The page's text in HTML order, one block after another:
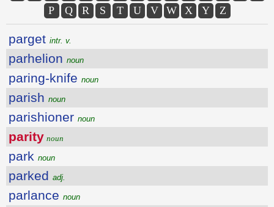
P
Q R S T U V W X Y Z
parget intr. v.
parhelion noun
paring-knife noun
parish noun
parishioner noun
parity noun
park noun
parked adj.
parlance noun